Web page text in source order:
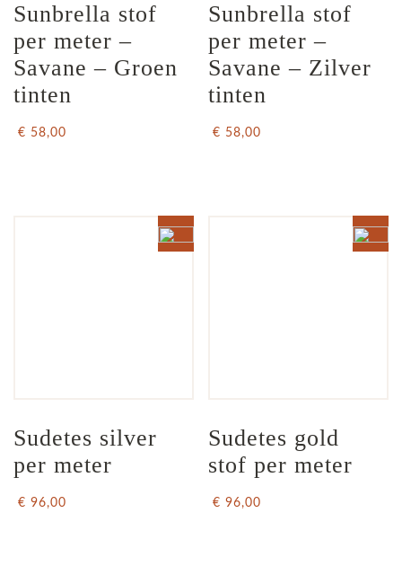
Sunbrella stof
per meter –
Savane – Groen
tinten
€ 58,00
Sunbrella stof
per meter –
Savane – Zilver
tinten
€ 58,00
Sudetes silver
per meter
€ 96,00
Sudetes gold
stof per meter
€ 96,00